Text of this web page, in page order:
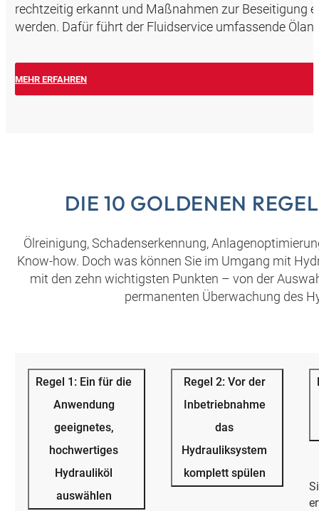
rechtzeitig erkannt und Maßnahmen zur Beseitigung
werden. Dafür führt der Fluidservice umfassende
MEHR ERFAHREN
DIE 10 GOLDENEN
Ölreinigung, Schadenserkennung,
Know-how. Doch was können Sie im Umgang mit
mit den zehn wichtigsten Punkten – von der
permanenten Überwachung des
Regel 1: Ein für die
Anwendung
geeignetes,
hochwertiges
Hydrauliköl
auswählen
Regel 2: Vor der
Inbetriebnahme
das
Hydrauliksystem
komplett spülen